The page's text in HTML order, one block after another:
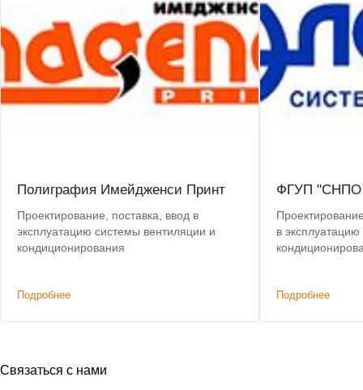
Полиграфия Имейдженси Принт
Проектирование, поставка, ввод в
эксплуатацию системы вентиляции и
кондиционирования
Подробнее
ФГУП "СНПО
в
Подробнее
Связаться с нами